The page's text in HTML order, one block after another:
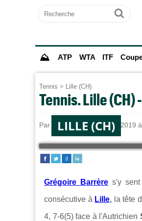
Recherche
Ok
⛰ ATP WTA ITF
Tennis > Lille (CH)
Tennis. Lille
Par Tennis Actule 25/03/2019
LILLE (CH)
Grégoire Barrères'y sent
consécutive à Lille, la tête
4, 7-6(5) face à l'Autrichien